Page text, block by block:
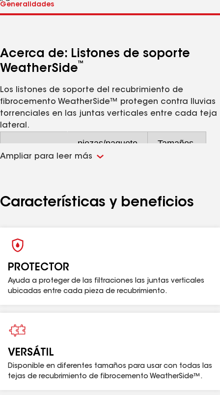
Acerca de: Listones de soporte
WeatherSide™
Los listones de soporte del recubrimiento de
fibrocemento WeatherSide™ protegen contra lluvias
torrenciales en las juntas verticales entre cada teja
lateral.
piezas/paquete
Tamaños,
SOPORTE
PROFILE DE
9")
x 229
LISTONES
DE
TEJAS
PROFILE DE
12" Y
PURITY)
(76.2
Ampliar para leer más
Características y beneficios
PROTECTOR
Ayuda a proteger de las filtraciones las juntas verticales
ubicadas entre cada pieza de recubrimiento.
VERSÁTIL
Disponible en diferentes tamaños para usar con todas las
tejas de recubrimiento de fibrocemento WeatherSide™.